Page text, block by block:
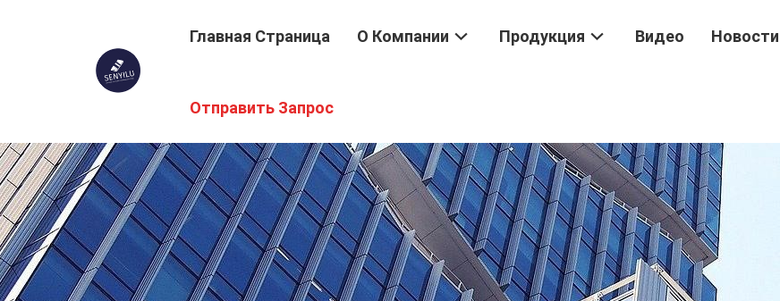
Главная Страница О Компании Продукция Видео Новости
Отправить Запрос